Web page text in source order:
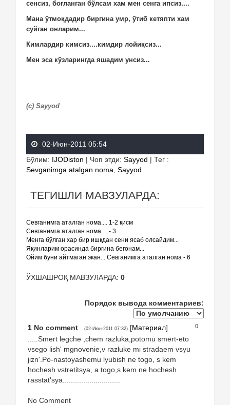
сенсиз, боғланган бўлсам хам мен сенга ипсиз....
Мана ўтмоқдадир биргина умр, ўтиб кетяпти хам
суйган онларим...
Кимлардир кимсиз....кимдир лойиқсиз...
Мен эса кўзларингда яшадим унсиз...
(c) Sayyod
02-Июн-2011 05:54
Бўлим: IJODiston | Чоп этди: Sayyod | Тег :
Sevganimga atalgan noma Sayyod
ТЕГИШЛИ МАВЗУЛАРДА:
Севганимга аталган нома.... 1-2 қисм
Севганимга аталган нома.... - 3
Менга бўлган хар бир ишқдан сени ясаб олсайдим...
Яқинларим орасинда биргина бегонам...
Ойим буни айтмаган экан... Севганимга аталган нома - 6
ЎХШАШРОҚ МАВЗУЛАРДА: 0
Порядок вывода комментариев:
0
1 No comment (02-Июн-2011 07:32) [Материал]
.....Smert legche ,chem razluka,potomu smert-eto
vsego lish' mgnovenie,v razluke mi stradaem vsyu
jizn'.Po-nastoyashemu lyubish ne togo, s kem
hochesh vstretitsya, a togo,s kem ne hochesh
rasstat'sya............................
No Comment